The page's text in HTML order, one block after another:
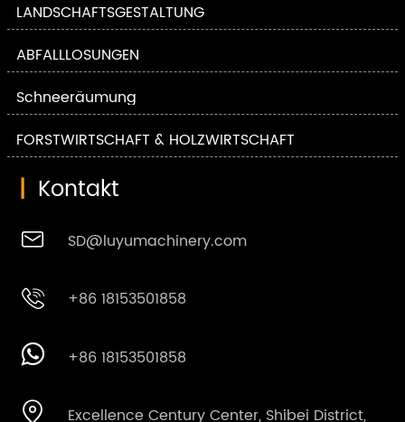
LANDSCHAFTSGESTALTUNG
ABFALLLÖSUNGEN
Schneeräumung
FORSTWIRTSCHAFT & HOLZWIRTSCHAFT
| Kontakt
 SD@luyumachinery.com
 +86 18153501858
 +86 18153501858
 Excellence Century Center, Shibei District,